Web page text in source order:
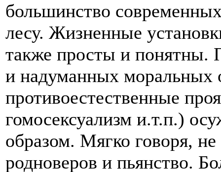
большинство
лесу. Жизненные
также просты и понятны.
и надуманных моральных
противоестественные
гомосексуализм и.т.п.)
образом. Мягко говоря,
родноверов и пьянство.